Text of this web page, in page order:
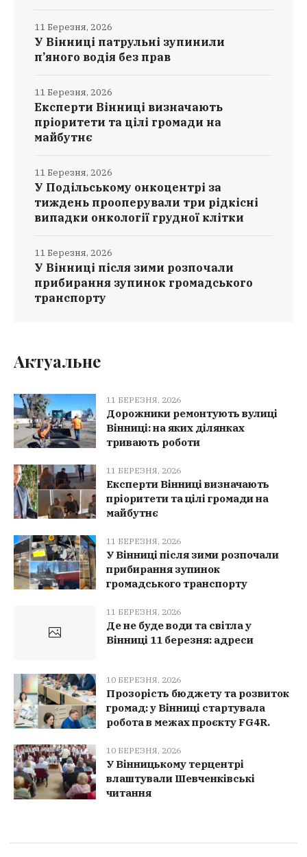
У Вінниці патрульні зупинили
п’яного водія без прав
11 Березня, 2026
Експерти Вінниці визначають
пріоритети та цілі громади на
майбутнє
11 Березня, 2026
У Подільському онкоцентрі за
тиждень прооперували три рідкісні
випадки онкології грудної клітки
11 Березня, 2026
У Вінниці після зими розпочали
прибирання зупинок громадського
транспорту
11 Березня, 2026
Актуальне
11 БЕРЕЗНЯ, 2026
Дорожники ремонтують вулиці
Вінниці: на яких ділянках
тривають роботи
11 БЕРЕЗНЯ, 2026
Експерти Вінниці визначають
пріоритети та цілі громади на
майбутнє
11 БЕРЕЗНЯ, 2026
У Вінниці після зими розпочали
прибирання зупинок
громадського транспорту
11 БЕРЕЗНЯ, 2026
Де не буде води та світла у
Вінниці 11 березня: адреси
10 БЕРЕЗНЯ, 2026
Прозорість бюджету та розвиток
громад: у Вінниці стартувала
робота в межах проєкту FG4R.
10 БЕРЕЗНЯ, 2026
У Вінницькому терцентрі
влаштували Шевченківські
читання